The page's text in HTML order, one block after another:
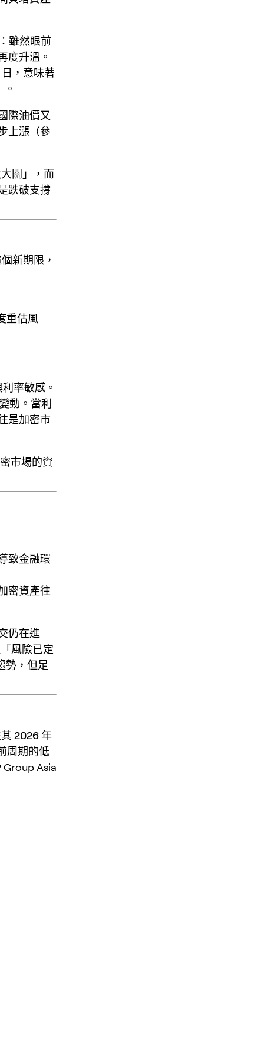
雖然眼前
度升溫。
，意味著
。
際油價又
上漲（參
關」，而
跌破支撐
新期限，
重估風
利率敏感 。
動。當利
是加密市
市場的資
致金融環
密資產往
仍在進
風險已定
勢，但足
2026 年
周期的低
Group Asia